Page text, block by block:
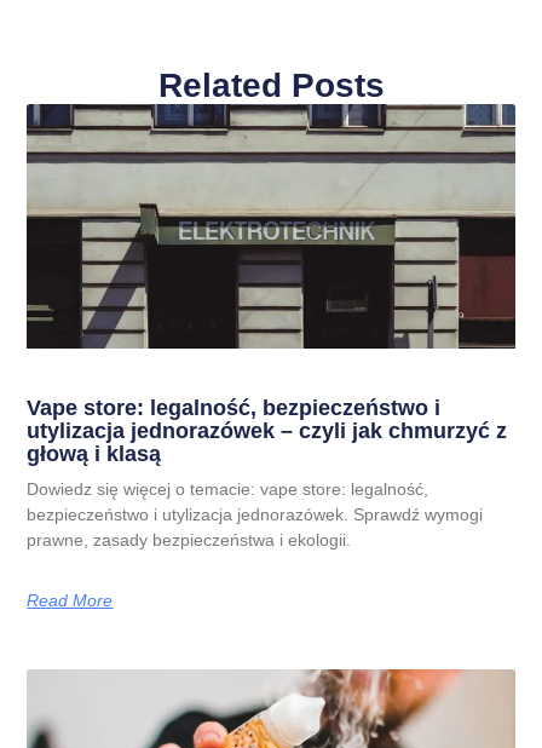
Related Posts
Vape store: legalność, bezpieczeństwo i
utylizacja jednorazówek – czyli jak chmurzyć z
głową i klasą
Dowiedz się więcej o temacie: vape store: legalność,
bezpieczeństwo i utylizacja jednorazówek. Sprawdź wymogi
prawne, zasady bezpieczeństwa i ekologii.
Read More